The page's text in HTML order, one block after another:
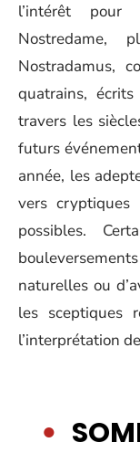
l’intérêt
Nostradamus,
quatrains,
travers les
futurs
année, les
vers cryptiques
possibles.
naturelles ou
les sceptiques
l’interprétation